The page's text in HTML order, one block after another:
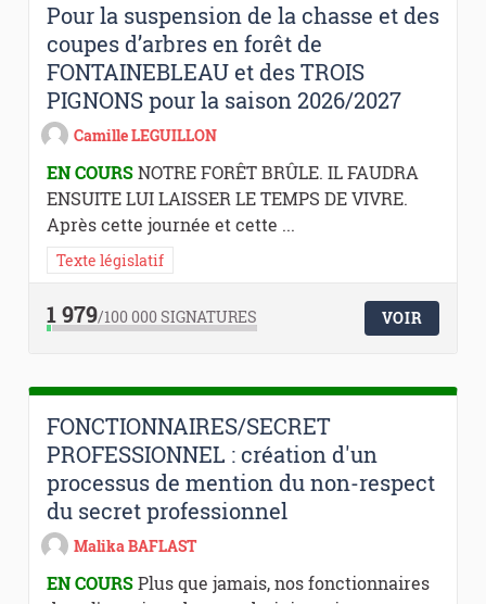
Pour la suspension de la chasse et des
coupes d’arbres en forêt de
FONTAINEBLEAU et des TROIS
PIGNONS pour la saison 2026/2027
Camille LEGUILLON
EN COURSNOTRE FORÊT BRÛLE. IL FAUDRA
ENSUITE LUI LAISSER LE TEMPS DE VIVRE.
Après cette journée et cette ...
Texte législatif
1 979/100 000SIGNATURES VOIR
FONCTIONNAIRES/SECRET
PROFESSIONNEL : création d'un
processus de mention du non-respect
du secret professionnel
Malika BAFLAST
EN COURSPlus que jamais, nos fonctionnaires